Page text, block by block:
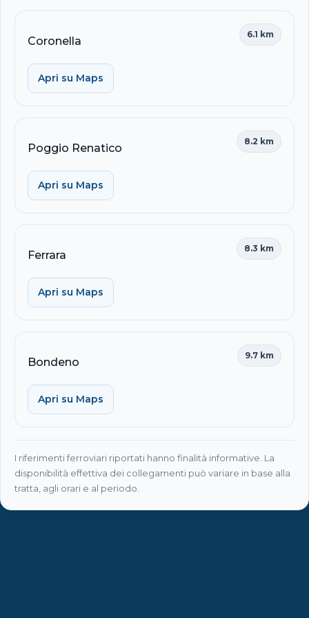
Coronella
6.1 km
Apri su Maps
Poggio Renatico
8.2 km
Apri su Maps
Ferrara
8.3 km
Apri su Maps
Bondeno
9.7 km
Apri su Maps
I riferimenti ferroviari riportati hanno finalità informative. La
disponibilità effettiva dei collegamenti può variare in base alla
tratta, agli orari e al periodo.